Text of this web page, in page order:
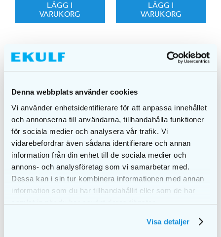
Denna webbplats använder cookies
Vi använder enhetsidentifierare för att anpassa innehållet
och annonserna till användarna, tillhandahålla funktioner
för sociala medier och analysera vår trafik. Vi
vidarebefordrar även sådana identifierare och annan
information från din enhet till de sociala medier och
annons- och analysföretag som vi samarbetar med.
Dessa kan i sin tur kombinera informationen med annan
information som du har tillhandahållit eller som de har
samlat in när du har använt deras tjänster.
Visa detaljer
LÄGG I
VARUKORG
LÄGG I
VARUKORG
EKULF PowerFlosser
EKULF PowerFlosser